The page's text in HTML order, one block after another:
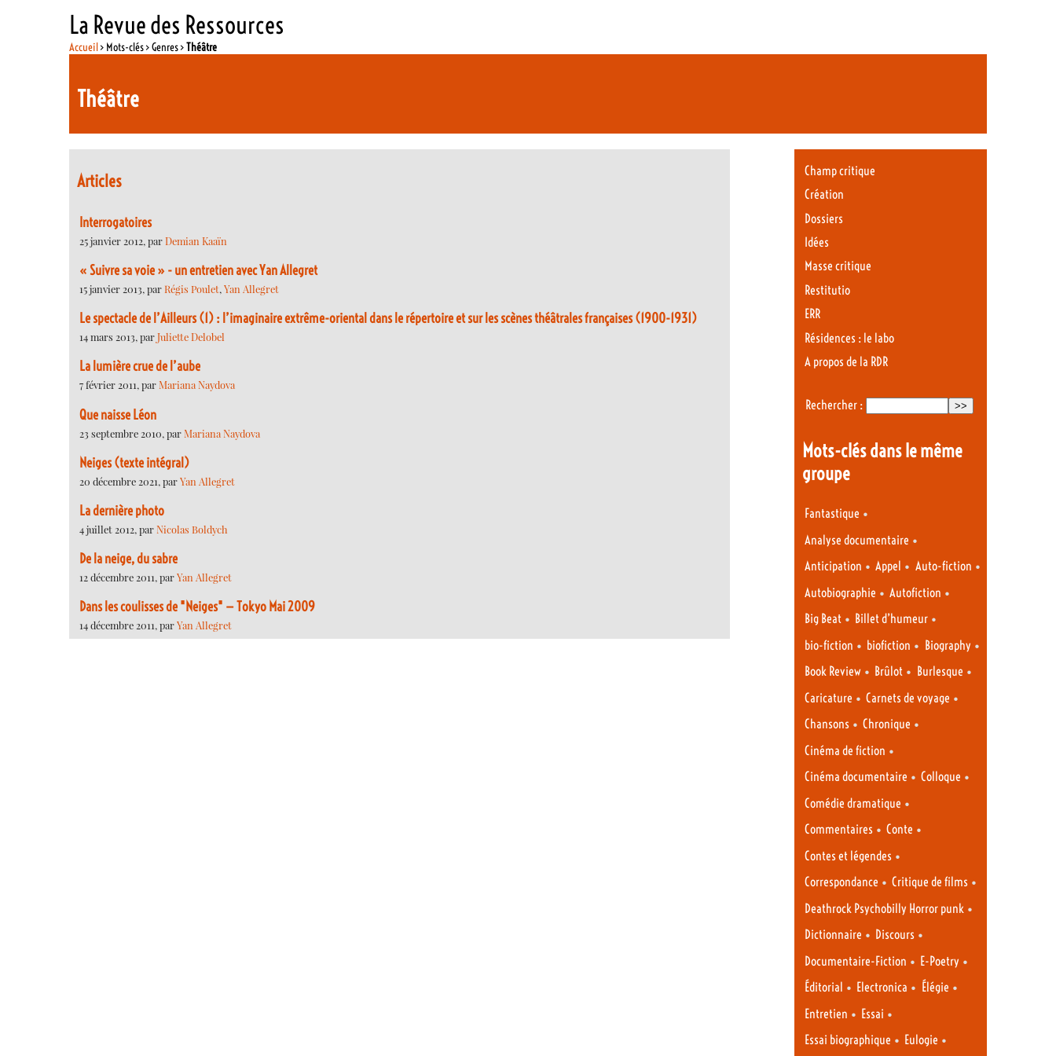
La Revue des Ressources
Accueil> Mots-clés > Genres >Théâtre
Théâtre
Articles
Interrogatoires
25 janvier 2012, parDemian Kaaïn
« Suivre sa voie » - un entretien avec Yan Allegret
15 janvier 2013, parRégis Poulet, Yan Allegret
Le spectacle de l’Ailleurs (1) : l’imaginaire extrême-oriental dans le répertoire et sur les scènes théâtrales françaises (1900-1931)
14 mars 2013, parJuliette Delobel
La lumière crue de l’aube
7 février 2011, parMariana Naydova
Que naisse Léon
23 septembre 2010, parMariana Naydova
Neiges (texte intégral)
20 décembre 2021, parYan Allegret
La dernière photo
4 juillet 2012, parNicolas Boldych
De la neige, du sabre
12 décembre 2011, parYan Allegret
Dans les coulisses de "Neiges" — Tokyo Mai 2009
14 décembre 2011, parYan Allegret
Champ critique
Création
Dossiers
Idées
Masse critique
Restitutio
ERR
Résidences : le labo
A propos de la RDR
Rechercher :
Mots-clés dans le même
groupe
Fantastique •
Analyse documentaire •
Anticipation • Appel • Auto-fiction •
Autobiographie • Autofiction •
Big Beat • Billet d’humeur •
bio-fiction • biofiction • Biography •
Book Review • Brûlot • Burlesque •
Caricature • Carnets de voyage •
Chansons • Chronique •
Cinéma de fiction •
Cinéma documentaire • Colloque •
Comédie dramatique •
Commentaires • Conte •
Contes et légendes •
Correspondance • Critique de films •
Deathrock Psychobilly Horror punk •
Dictionnaire • Discours •
Documentaire-Fiction • E-Poetry •
Éditorial • Electronica • Élégie •
Entretien • Essai •
Essai biographique • Eulogie •